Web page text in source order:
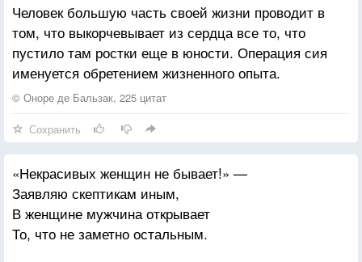
Человек большую часть своей жизни проводит в
том, что выкорчевывает из сердца все то, что
пустило там ростки еще в юности. Операция сия
именуется обретением жизненного опыта.
© Оноре де Бальзак, 225 цитат
Сохранить
«Некрасивых женщин не бывает!» —
Заявляю скептикам иным,
В женщине мужчина открывает
То, что не заметно остальным.